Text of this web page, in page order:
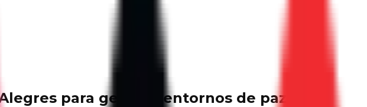
para generar entornos de paz